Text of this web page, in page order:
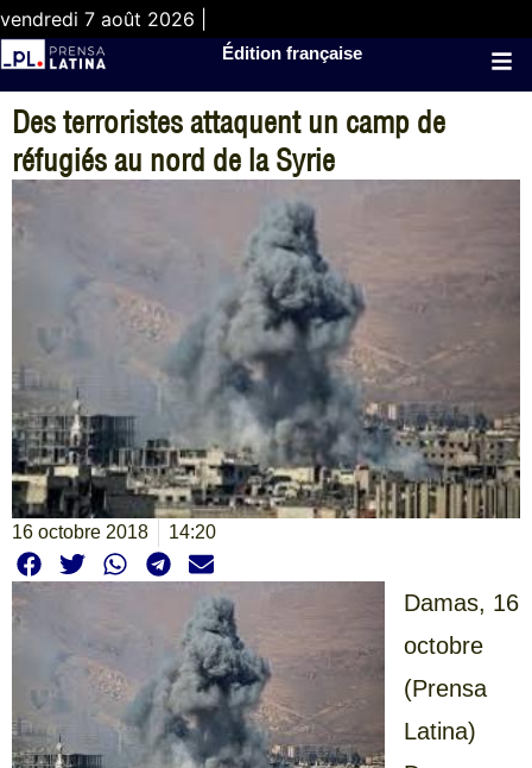
vendredi 7 août 2026 |
Édition française
Des terroristes attaquent un camp de
réfugiés au nord de la Syrie
16 octobre 2018 14:20
Damas, 16
octobre
(Prensa
Latina)